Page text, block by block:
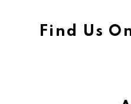
Find Us